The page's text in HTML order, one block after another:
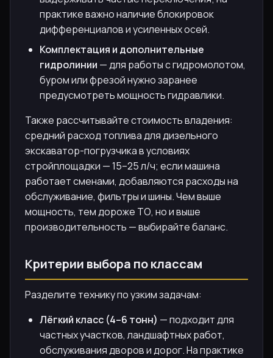
практике важно наличие блокировок
дифференциалов и усиленных осей.
Комплектация и дополнительные
гидролинии — для работы с гидромолотом,
буром или фрезой нужно заранее
предусмотреть мощность гидравлики.
Также рассчитывайте стоимость владения:
средний расход топлива для дизельного
экскаватор-погрузчика в условиях
стройплощадки — 15–25 л/ч; если машина
работает сменами, добавляются расходы на
обслуживание, фильтры и шины. Чем выше
мощность, тем дороже ТО, но и выше
производительность — выбирайте баланс.
Критерии выбора по классам
Разделите технику по узким задачам:
Лёгкий класс (4–6 тонн) — подходит для
частных участков, ландшафтных работ,
обслуживания дворов и дорог. На практике